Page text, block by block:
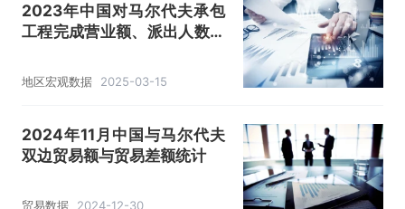
2023年中国对马尔代夫承包
工程完成营业额、派出人数和
地区宏观数据 2025-03-15
2024年11月中国与马尔代夫
双边贸易额与贸易差额统计
贸易数据 2024-12-30